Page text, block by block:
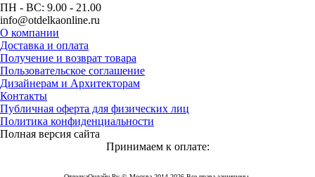
ПН - ВС: 9.00 - 21.00
info@otdelkaonline.ru
О компании
Доставка и оплата
Получение и возврат товара
Пользовательское соглашение
Дизайнерам и Архитекторам
Контакты
Публичная оферта для физических лиц
Политика конфиденциальности
Полная версия сайта
Принимаем к оплате: